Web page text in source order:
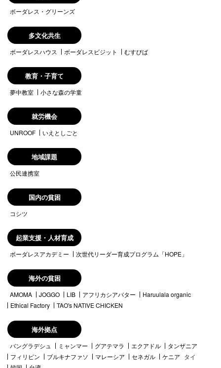
ボーダレス・グリーンズ
多文化共生
ボーダレスハウス ボーダレスビジット むすびば
教育・子育て
夢中教室 小さな森の学童
就労機会
UNROOF いえとしごと
地域課題
公民連携室
国内の貧困
コシツ
起業支援・人材育成
ボーダレスアカデミー 次世代リーダー育成プログラム「HOPE」
海外の貧困
AMOMA JOGGO LIB アフリカシアバター
Haruulala organic
Ethical Factory
TAO's NATIVE CHICKEN
海外拠点
バングラデシュ ミャンマー グアテマラ エクアドル
タンザニア
フィリピン
ブルキナファソ マレーシア セネガル ケニア タイ